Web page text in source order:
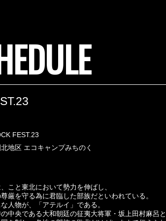
FEST.23
地区 エコキャンプみちのく
、こと東北において勢力を伸ばし、
厳を守る為に君臨した部族だといわれている。
人物が、「アテルイ」である。
中央である大和朝廷の征夷大将軍・坂上田村麻呂